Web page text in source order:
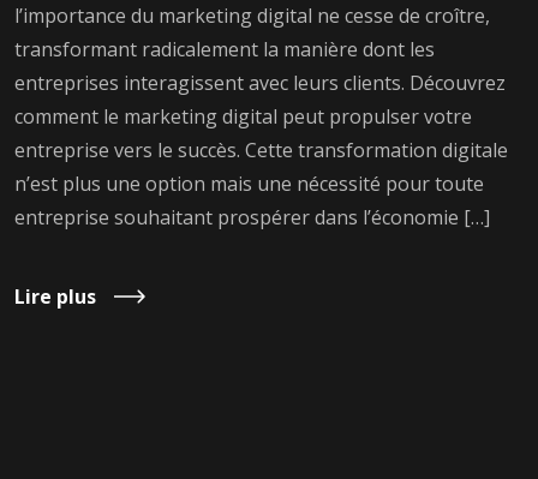
l’importance du marketing digital ne cesse de croître,
transformant radicalement la manière dont les
entreprises interagissent avec leurs clients. Découvrez
comment le marketing digital peut propulser votre
entreprise vers le succès. Cette transformation digitale
n’est plus une option mais une nécessité pour toute
entreprise souhaitant prospérer dans l’économie […]
Lire plus